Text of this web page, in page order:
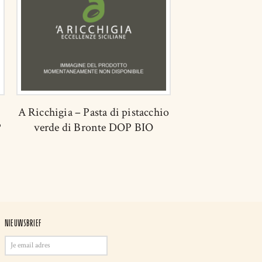
A Ricchigia – Pasta di pistacchio
verde di Bronte DOP BIO
NIEUWSBRIEF